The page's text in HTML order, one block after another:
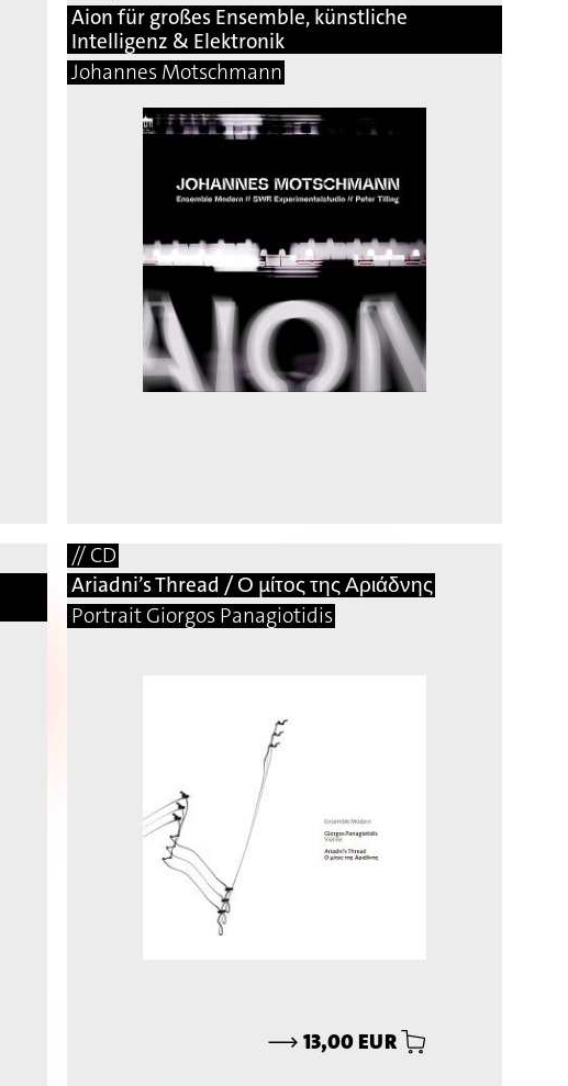
Aion für großes Ensemble, künstliche
Intelligenz & Elektronik
Johannes Motschmann
// CD
Ariadni’s Thread / Ο μίτος της Αριάδνης
Portrait Giorgos Panagiotidis
⟶ 13,00 EUR